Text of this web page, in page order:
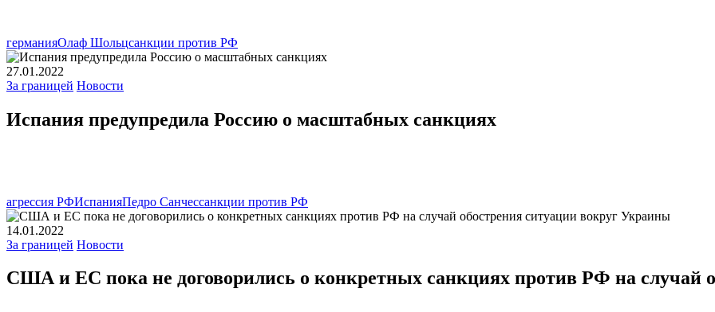
германияОлаф Шольцсанкции против РФ
27.01.2022
За границей Новости
Испания предупредила Россию о масштабных санкциях
агрессия РФИспанияПедро Санчессанкции против РФ
14.01.2022
За границей Новости
США и ЕС пока не договорились о конкретных санкциях против РФ на случай